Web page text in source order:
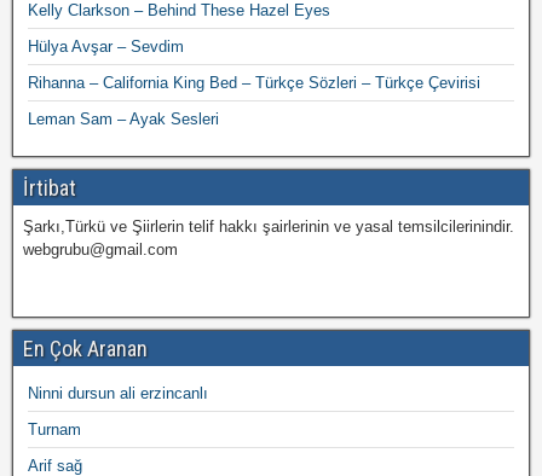
Kelly Clarkson – Behind These Hazel Eyes
Hülya Avşar – Sevdim
Rihanna – California King Bed – Türkçe Sözleri – Türkçe Çevirisi
Leman Sam – Ayak Sesleri
İrtibat
Şarkı,Türkü ve Şiirlerin telif hakkı şairlerinin ve yasal temsilcilerinindir.
webgrubu@gmail.com
En Çok Aranan
Ninni dursun ali erzincanlı
Turnam
Arif sağ